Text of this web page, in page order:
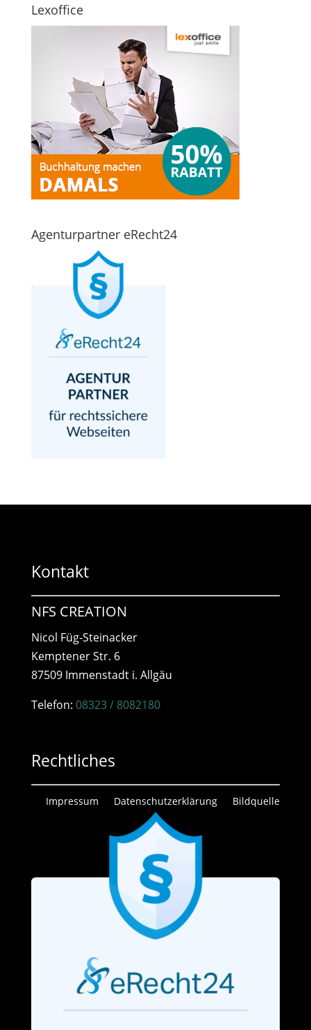
Lexoffice
Agenturpartner eRecht24
Kontakt
NFS CREATION
Nicol Füg-Steinacker
Kemptener Str. 6
87509 Immenstadt i. Allgäu
Telefon: 08323 / 8082180
Rechtliches
Impressum Datenschutzerklärung Bildquelle